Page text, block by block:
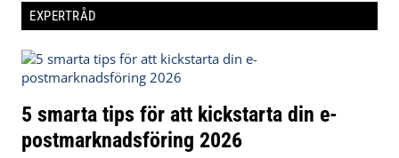
EXPERTRÅD
5 smarta tips för att kickstarta din e-
postmarknadsföring 2026